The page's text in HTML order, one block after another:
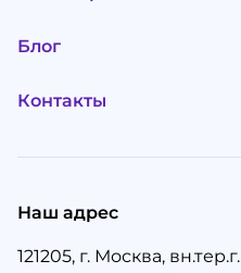
Блог
Контакты
Наш адрес
121205, г. Москва, вн.тер.г.